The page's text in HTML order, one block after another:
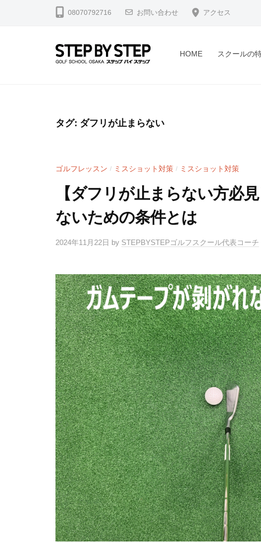
08070792716 お問い合わせ アクセス
・
橋
】
ゴ
ル
イ
ス
修
正
マ
ン
ツ
ー
マ
ン
専
門
（
T
r
a
分
筋
駅
分
マ
ン
ツ
ー
マ
ン
専
門
ゴ
ル
フ
ス
ク
ー
ル
で
す
HOME スクールの
タグ: ダフリが止まらない
ゴルフレッスン / ミスショット対策 / ミスショット対策
【ダフリが止まらない方必
ないための条件とは
2024年11月22日 by STEPBYSTEPゴルフスクール代表コーチ
北
淀
屋
ル
正
ン
ー
マ
ン
専
門
（
T
r
a
c
k
M
a
n
4
使
用
）
S
T